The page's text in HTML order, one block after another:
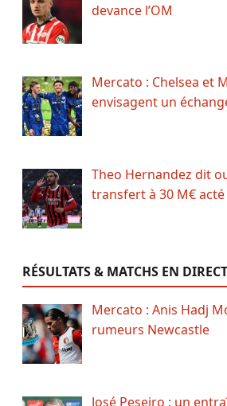
devance l’OM
Mercato : Chelsea et
envisagent un
Theo Hernandez dit
transfert à 30 M€ acté
RÉSULTATS & MATCHS EN DIRECT
Mercato : Anis Hadj
rumeurs Newcastle
José Peseiro : un